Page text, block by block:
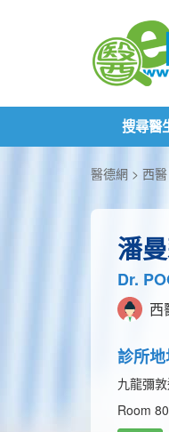
搜尋醫
醫德網 西醫
潘
Dr.
西
診所
九龍彌
Room